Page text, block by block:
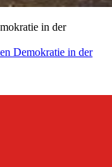
in der
Demokratie in der